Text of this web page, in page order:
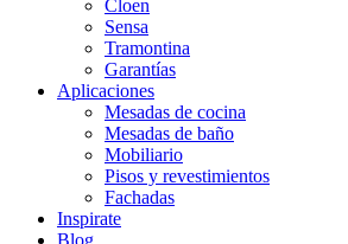
Cloen
Sensa
Tramontina
Garantías
Aplicaciones
Mesadas de cocina
Mesadas de baño
Mobiliario
Pisos y revestimientos
Fachadas
Inspirate
Blog